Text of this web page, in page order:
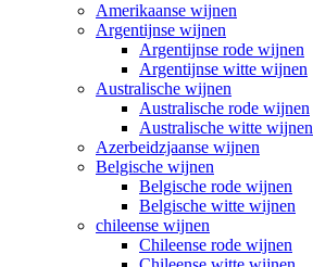
Amerikaanse wijnen
Argentijnse wijnen
Argentijnse rode wijnen
Argentijnse witte wijnen
Australische wijnen
Australische rode wijnen
Australische witte wijnen
Azerbeidzjaanse wijnen
Belgische wijnen
Belgische rode wijnen
Belgische witte wijnen
chileense wijnen
Chileense rode wijnen